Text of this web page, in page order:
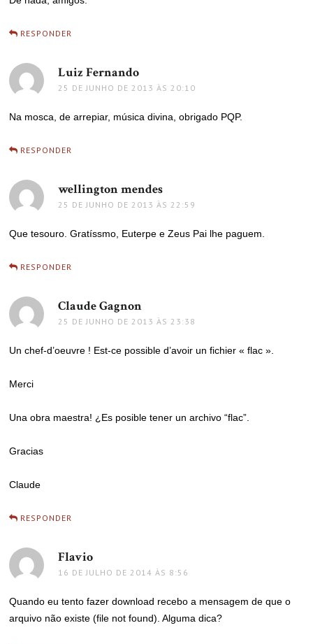
RESPONDER
Luiz Fernando
25 DE JUNHO DE 2013 ÀS 20:10
Na mosca, de arrepiar, música divina, obrigado PQP.
RESPONDER
wellington mendes
25 DE JUNHO DE 2013 ÀS 22:59
Que tesouro. Gratíssmo, Euterpe e Zeus Pai lhe paguem.
RESPONDER
Claude Gagnon
25 DE JUNHO DE 2013 ÀS 23:38
Un chef-d’oeuvre ! Est-ce possible d’avoir un fichier « flac ».
Merci
Una obra maestra! ¿Es posible tener un archivo “flac”.
Gracias
Claude
RESPONDER
Flavio
16 DE JULHO DE 2014 ÀS 8:56
Quando eu tento fazer download recebo a mensagem de que o
arquivo não existe (file not found). Alguma dica?